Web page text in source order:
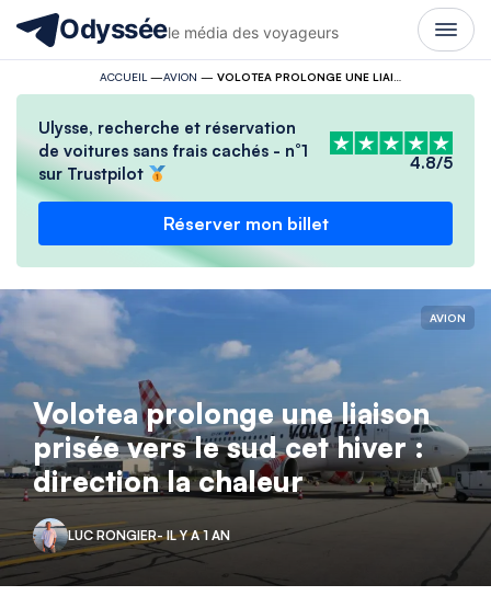
Odysséele média des voyageurs
ACCUEIL —AVION —
Ulysse, recherche et réservation
de voitures sans frais cachés - n°1
sur Trustpilot
4.8/5
Réserver mon billet
AVION
Volotea prolonge une liaison
prisée vers le sud cet hiver :
direction la chaleur
LUC RONGIER- IL Y A 1 AN